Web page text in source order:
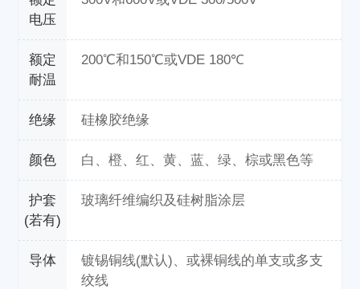
电压
额定
耐温
200℃和150℃或VDE 180℃
绝缘 硅橡胶绝缘
颜色 白、橙、红、黄、蓝、绿、棕或黑色等
护套
(若有)
玻璃纤维编织及硅树脂涂层
导体
镀锡铜线(默认)、或裸铜线的单支或多支
绞线